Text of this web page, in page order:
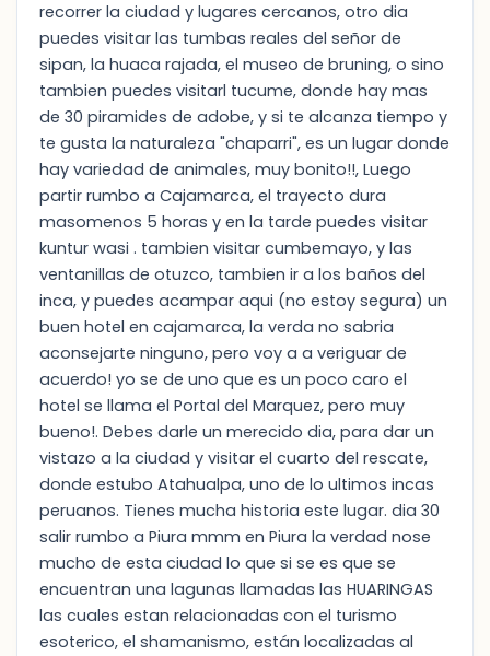
recorrer la ciudad y lugares cercanos, otro dia
puedes visitar las tumbas reales del señor de
sipan, la huaca rajada, el museo de bruning, o sino
tambien puedes visitarl tucume, donde hay mas
de 30 piramides de adobe, y si te alcanza tiempo y
te gusta la naturaleza "chaparri", es un lugar donde
hay variedad de animales, muy bonito!!, Luego
partir rumbo a Cajamarca, el trayecto dura
masomenos 5 horas y en la tarde puedes visitar
kuntur wasi . tambien visitar cumbemayo, y las
ventanillas de otuzco, tambien ir a los baños del
inca, y puedes acampar aqui (no estoy segura) un
buen hotel en cajamarca, la verda no sabria
aconsejarte ninguno, pero voy a a veriguar de
acuerdo! yo se de uno que es un poco caro el
hotel se llama el Portal del Marquez, pero muy
bueno!. Debes darle un merecido dia, para dar un
vistazo a la ciudad y visitar el cuarto del rescate,
donde estubo Atahualpa, uno de lo ultimos incas
peruanos. Tienes mucha historia este lugar. dia 30
salir rumbo a Piura mmm en Piura la verdad nose
mucho de esta ciudad lo que si se es que se
encuentran una lagunas llamadas las HUARINGAS
las cuales estan relacionadas con el turismo
esoterico, el shamanismo, están localizadas al